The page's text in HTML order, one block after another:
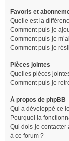
Favoris et
Quelle est la
Comment puis-je
Comment puis-je
Comment puis-je
Pièces jointes
Quelles pièces
Comment puis-je
À propos de phpBB
Qui a développé ce
Pourquoi la
Qui dois-je contacter
à ce forum ?